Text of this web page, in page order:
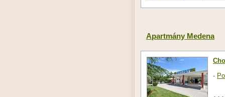
Apartmány Medena
-